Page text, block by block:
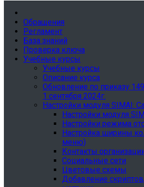
Обращения
Регламент
База знаний
Проверка ключа
Учебные курсы
Учебные курсы
Описание курса
Обновление по приказу
1 сентября 2024г.
Настройки модуля SIMAI:
Настройки модуля
Настройки режима
Настройка ширины
меню)
Контакты
Социальные сети
Цветовые схемы
Добавление